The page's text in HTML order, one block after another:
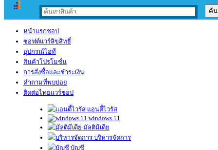
หน้าแรกชอป
ซอฟต์แวร์ลิขสิทธิ์
อุปกรณ์ไอที
สินค้าโปรโมชั่น
การสั่งซื้อและชำระเงิน
คำถามที่พบบ่อย
ติดต่อไทยแวร์ชอป
แอนตี้ไวรัส
windows 11
มัลติมีเดีย
บริหารจัดการ
บัญชี